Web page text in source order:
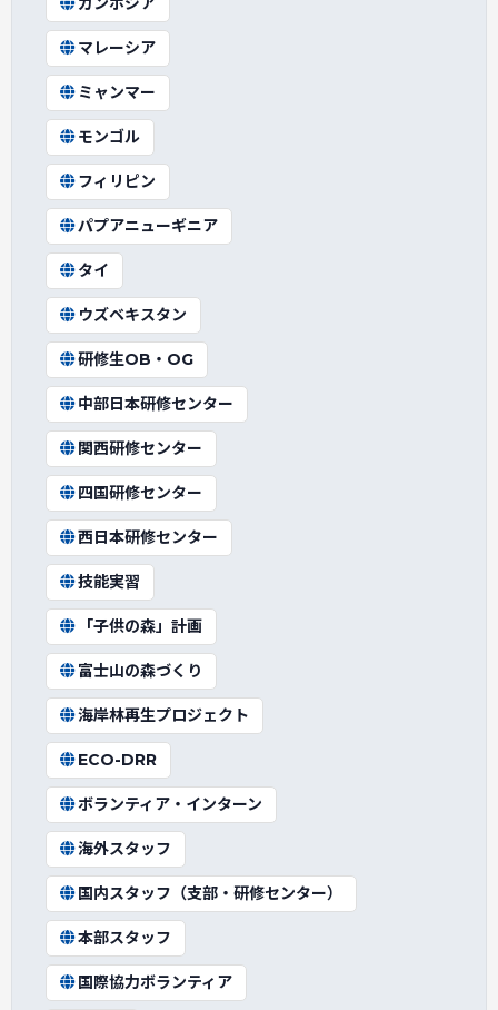
マレーシア
ミャンマー
モンゴル
フィリピン
パプアニューギニア
タイ
ウズベキスタン
研修生OB・OG
中部日本研修センター
関西研修センター
四国研修センター
西日本研修センター
技能実習
「子供の森」計画
富士山の森づくり
海岸林再生プロジェクト
ECO-DRR
ボランティア・インターン
海外スタッフ
国内スタッフ（支部・研修センター）
本部スタッフ
国際協力ボランティア